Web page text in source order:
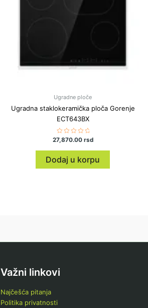
Ugradne ploče
Ugradna staklokeramička ploča Gorenje
ECT643BX
Ocenjeno
sa
0
od
5
27,870.00 rsd
Dodaj u korpu
Važni linkovi
Najčešća pitanja
Politika privatnosti